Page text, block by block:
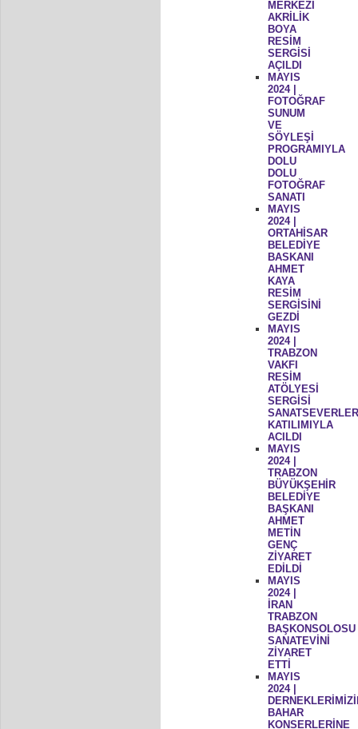
MERKEZİ
AKRİLİK
BOYA
RESİM
SERGİSİ
AÇILDI
MAYIS
2024 |
FOTOĞRAF
SUNUM
VE
SÖYLEŞİ
PROGRAMIYLA
DOLU
DOLU
FOTOĞRAF
SANATI
MAYIS
2024 |
ORTAHİSAR
BELEDİYE
BASKANI
AHMET
KAYA
RESİM
SERGİSİNİ
GEZDİ
MAYIS
2024 |
TRABZON
VAKFI
RESİM
ATÖLYESİ
SERGİSİ
KATILIMIYLA
ACILDI
MAYIS
2024 |
TRABZON
BÜYÜKŞEHİR
BELEDİYE
BAŞKANI
AHMET
METİN
GENÇ
ZİYARET
EDİLDİ
MAYIS
2024 |
İRAN
TRABZON
BAŞKONSOLOSU
SANATEVİNİ
ZİYARET
ETTİ
MAYIS
2024 |
BAHAR
KONSERLERİNE